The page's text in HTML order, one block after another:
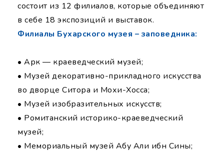
состоит из 12 филиалов, которые объединяют
в себе 18 экспозиций и выставок.
Филиалы Бухарского музея – заповедника:
• Арк — краеведческий музей;
• Музей декоративно-прикладного искусства
во дворце Ситора и Мохи-Xосcа;
• Музей изобразительных искусств;
• Ромитанский историко-краеведческий
музей;
• Мемориальный музей Абу Али ибн Сины;